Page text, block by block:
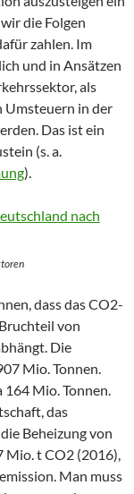
die Folgen
zahlen. Im
und in Ansätzen
als
Umsteuern in der
Das ist ein
(s. a.
).
dass das CO2-
von
Die
Mio. Tonnen.
Mio. Tonnen.
das
Beheizung von
Mio. t CO2 (2016),
Man muss